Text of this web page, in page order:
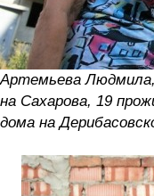
Артемьева
на Сахарова, 19
дома на